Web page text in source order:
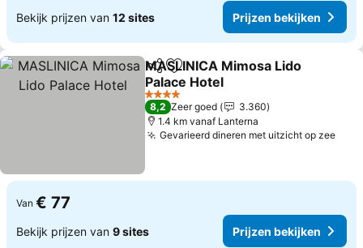
Bekijk prijzen van 12 sites Prijzen bekijken
DelenToevoegen aan favorieten
MASLINICA Mimosa Lido
Palace Hotel
Prijzen bekijken
4 Sterren
8,2 Zeer goed
3.360
1.4 km vanaf Lanterna
Gevarieerd dineren met uitzicht op zee
Van € 77
Bekijk prijzen van 9 sites Prijzen bekijken